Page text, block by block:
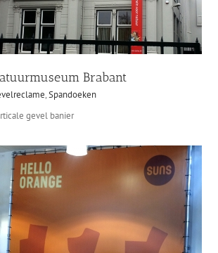
Brabant
,Spandoeken
gevel banier